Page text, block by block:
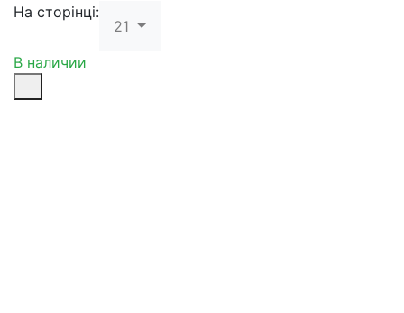
На сторінці:
21
В наличии